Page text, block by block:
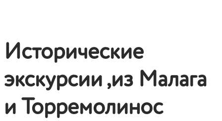
Исторические
экскурсии ,из Малага
и Торремолинос